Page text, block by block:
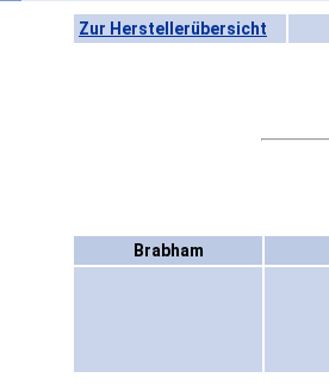
Zur Herstellerübersicht
Brabham